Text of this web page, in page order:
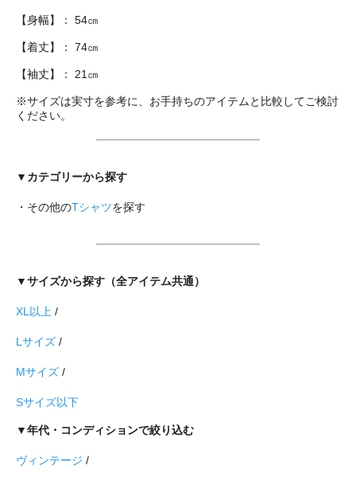
【身幅】： 54㎝
【着丈】： 74㎝
【袖丈】： 21㎝
※サイズは実寸を参考に、お手持ちのアイテムと比較してご検討
ください。
▼カテゴリーから探す
・その他のTシャツを探す
▼サイズから探す（全アイテム共通）
XL以上 /
Lサイズ /
Mサイズ /
Sサイズ以下
▼年代・コンディションで絞り込む
ヴィンテージ /